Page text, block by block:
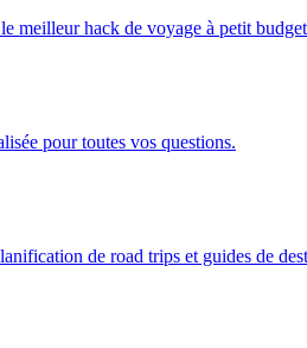
meilleur hack de voyage à petit
pour toutes vos questions.
de road trips et guides de